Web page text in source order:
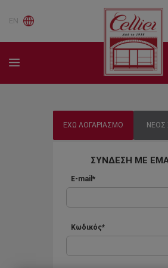
EN
ΕΧΩ ΛΟΓΑΡΙΑΣΜΟ ΝΕΟΣ
ΣΥΝΔΕΣΗ ΜΕ
E-mail*
Κωδικός*